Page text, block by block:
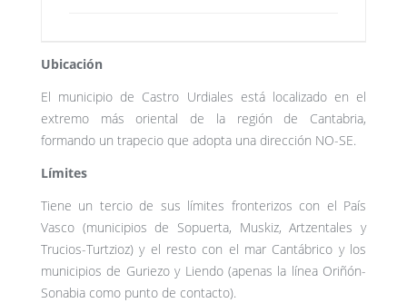
Ubicación
El municipio de Castro Urdiales está localizado en el
extremo más oriental de la región de Cantabria,
formando un trapecio que adopta una dirección NO-SE.
Límites
Tiene un tercio de sus límites fronterizos con el País
Vasco (municipios de Sopuerta, Muskiz, Artzentales y
Trucios-Turtzioz) y el resto con el mar Cantábrico y los
municipios de Guriezo y Liendo (apenas la línea Oriñón-
Sonabia como punto de contacto).